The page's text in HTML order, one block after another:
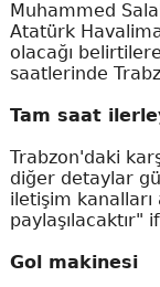
Muhammed
Atatürk
olacağı
saatlerinde
Tam saat
Trabzon'daki
diğer detaylar
iletişim kanalları
paylaşılacaktır"
Gol makinesi